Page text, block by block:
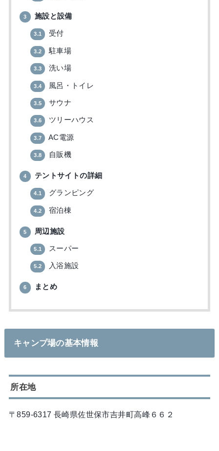
3 施設と設備
3.1 受付
3.2 駐車場
3.3 洗い場
3.4 風呂・トイレ
3.5 サウナ
3.6 ツリーハウス
3.7 AC電源
3.8 自販機
4 テントサイトの詳細
4.1 グランピング
4.2 宿泊棟
5 周辺施設
5.1 スーパー
5.2 入浴施設
6 まとめ
キャンプ場の基本情報
所在地
〒859-6317 長崎県佐世保市吉井町高峰６６２